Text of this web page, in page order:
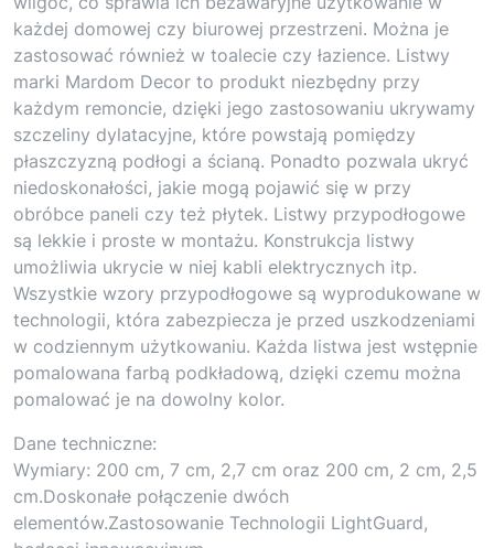
każdej domowej czy biurowej przestrzeni. Można je
zastosować również w toalecie czy łazience. Listwy
marki Mardom Decor to produkt niezbędny przy
każdym remoncie, dzięki jego zastosowaniu ukrywamy
szczeliny dylatacyjne, które powstają pomiędzy
płaszczyzną podłogi a ścianą. Ponadto pozwala ukryć
niedoskonałości, jakie mogą pojawić się w przy
obróbce paneli czy też płytek. Listwy przypodłogowe
są lekkie i proste w montażu. Konstrukcja listwy
umożliwia ukrycie w niej kabli elektrycznych itp.
Wszystkie wzory przypodłogowe są wyprodukowane w
technologii, która zabezpiecza je przed uszkodzeniami
w codziennym użytkowaniu. Każda listwa jest wstępnie
pomalowana farbą podkładową, dzięki czemu można
pomalować je na dowolny kolor.
Dane techniczne:
Wymiary: 200 cm, 7 cm, 2,7 cm oraz 200 cm, 2 cm, 2,5
cm.Doskonałe połączenie dwóch
elementów.Zastosowanie Technologii LightGuard,